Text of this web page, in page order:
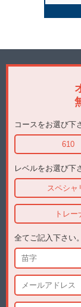
コースをお選び下
610
レベルをお選び下
スペシャ
トレー
全てご記入下さい。